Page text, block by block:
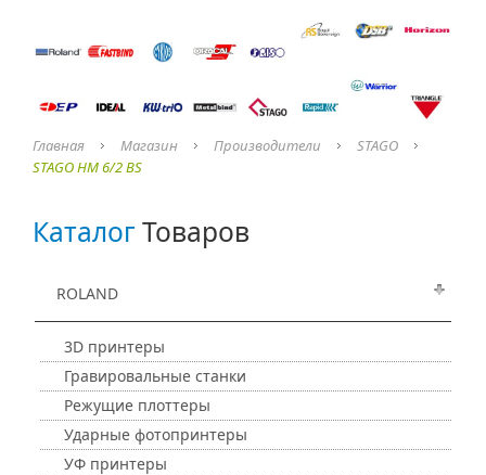
Главная Магазин Производители
STAGO
STAGO HM 6/2 BS
КаталогТоваров
ROLAND
3D принтеры
Гравировальные станки
Режущие плоттеры
Ударные фотопринтеры
УФ принтеры